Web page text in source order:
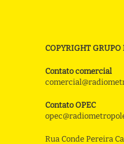
COPYRIGHT GRUPO
Contato comercial
Contato OPEC
Rua Conde Pereira